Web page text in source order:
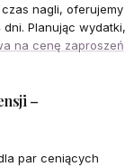
nagli, oferujemy
Planując wydatki,
na cenę zaproszeń
–
par ceniących